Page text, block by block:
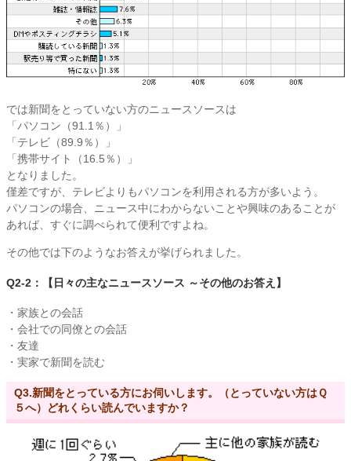
では新聞をとっていない方のニュースソースは
「パソコン（91.1％）」
「テレビ（89.9％）」
「携帯サイト（16.5％）」
となりました。
僅差ですが、テレビよりもパソコンを利用される方が多いよう。
パソコンの場合、ニュース中にわからないことや興味のあることが
あれば、すぐに調べられて便利ですよね。
その他では下のようなお答えが挙げられました。
Q2-2：【日々の主なニュースソース ～その他のお答え】
・家族との会話
・会社での同僚との会話
・友達
・実家で新聞を読む
Q3.新聞をとっている方にお伺いします。（とっていない方はＱ
５へ）どれくらい読んでいますか？